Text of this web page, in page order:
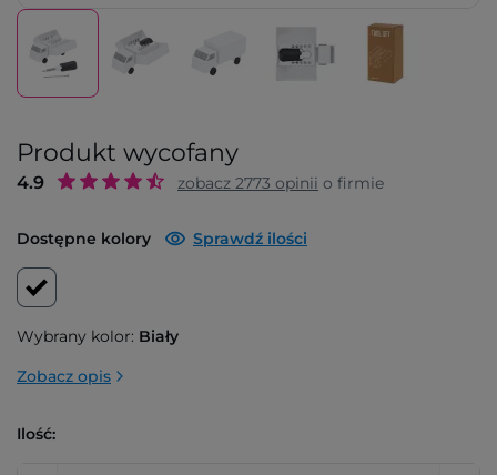
Produkt wycofany
4.9 zobacz 2773 opinii o firmie
Dostępne kolory Sprawdź ilości
Wybrany kolor: Biały
Zobacz opis
Ilość: